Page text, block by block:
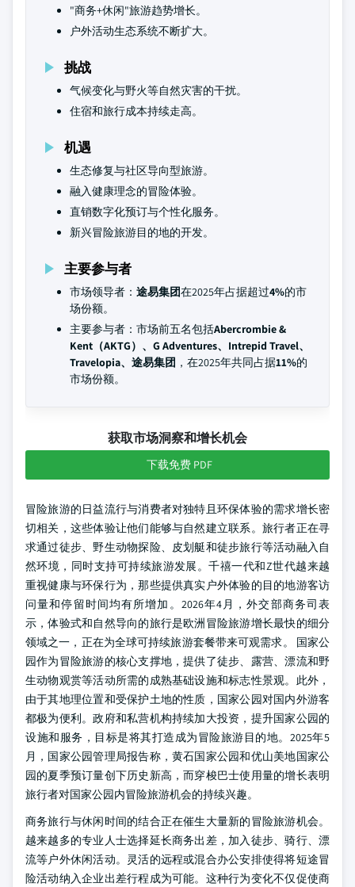
"商务+休闲"旅游趋势增长。
户外活动生态系统不断扩大。
挑战
气候变化与野火等自然灾害的干扰。
住宿和旅行成本持续走高。
机遇
生态修复与社区导向型旅游。
融入健康理念的冒险体验。
直销数字化预订与个性化服务。
新兴冒险旅游目的地的开发。
主要参与者
市场领导者： 途易集团在2025年占据超过4%的市
场份额。
主要参与者：市场前五名包括Abercrombie &
Kent（AKTG）、G Adventures、Intrepid Travel、
Travelopia、途易集团 ，在2025年共同占据11%的
市场份额。
获取市场洞察和增长机会
下载免费 PDF
冒险旅游的日益流行与消费者对独特且环保体验的需求增长密
切相关，这些体验让他们能够与自然建立联系。旅行者正在寻
求通过徒步、野生动物探险、皮划艇和徒步旅行等活动融入自
然环境，同时支持可持续旅游发展。千禧一代和Z世代越来越
重视健康与环保行为，那些提供真实户外体验的目的地游客访
问量和停留时间均有所增加。2026年4月，外交部商务司表
示，体验式和自然导向的旅行是欧洲冒险旅游增长最快的细分
领域之一，正在为全球可持续旅游套餐带来可观需求。
国家公
园作为冒险旅游的核心支撑地，提供了徒步、露营、漂流和野
生动物观赏等活动所需的成熟基础设施和标志性景观。此外，
由于其地理位置和受保护土地的性质，国家公园对国内外游客
都极为便利。政府和私营机构持续加大投资，提升国家公园的
设施和服务，目标是将其打造成为冒险旅游目的地。2025年5
月，国家公园管理局报告称，黄石国家公园和优山美地国家公
园的夏季预订量创下历史新高，而穿梭巴士使用量的增长表明
旅行者对国家公园内冒险旅游机会的持续兴趣。
商务旅行与休闲时间的结合正在催生大量新的冒险旅游机会。
越来越多的专业人士选择延长商务出差，加入徒步、骑行、漂
流等户外休闲活动。灵活的远程或混合办公安排使得将短途冒
险活动纳入企业出差行程成为可能。这种行为变化不仅促使商